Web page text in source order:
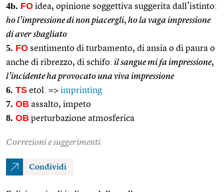
4b. FO idea, opinione soggettiva suggerita dall’istinto:
ho l’impressione di non piacergli, ho la vaga impressione
di aver sbagliato
5. FO sentimento di turbamento, di ansia o di paura o
anche di ribrezzo, di schifo: il sangue mi fa impressione,
l’incidente ha provocato una viva impressione
6. TS etol. => imprinting
7. OB assalto, impeto
8. OB perturbazione atmosferica
Correzioni e suggerimenti
Condividi